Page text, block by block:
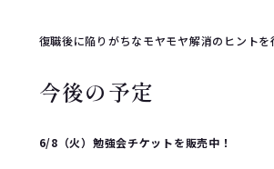
復職後に陥りがちなモヤモヤ解消のヒントを
今後の予定
6/8（火）勉強会チケットを販売中！